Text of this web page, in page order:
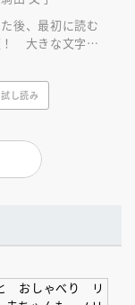
後、最初に読む
！ 大きな文字で
試し読み